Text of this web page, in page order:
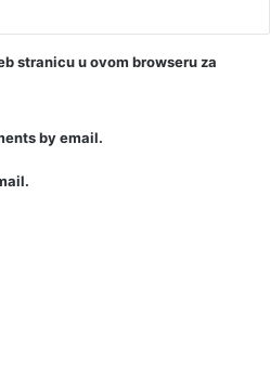
stranicu u ovom browseru za
by email.